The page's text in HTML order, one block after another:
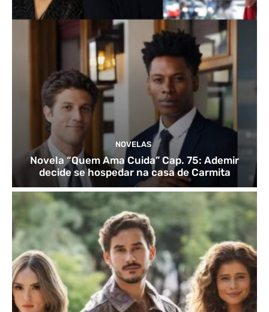
NOVELAS
Novela “Quem Ama Cuida” Cap. 75: Ademir
decide se hospedar na casa de Carmita